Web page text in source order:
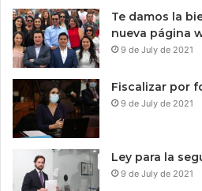
Te damos la
nueva página
9 de July de 2021
Fiscalizar por
9 de July de 2021
Ley para la
9 de July de 2021